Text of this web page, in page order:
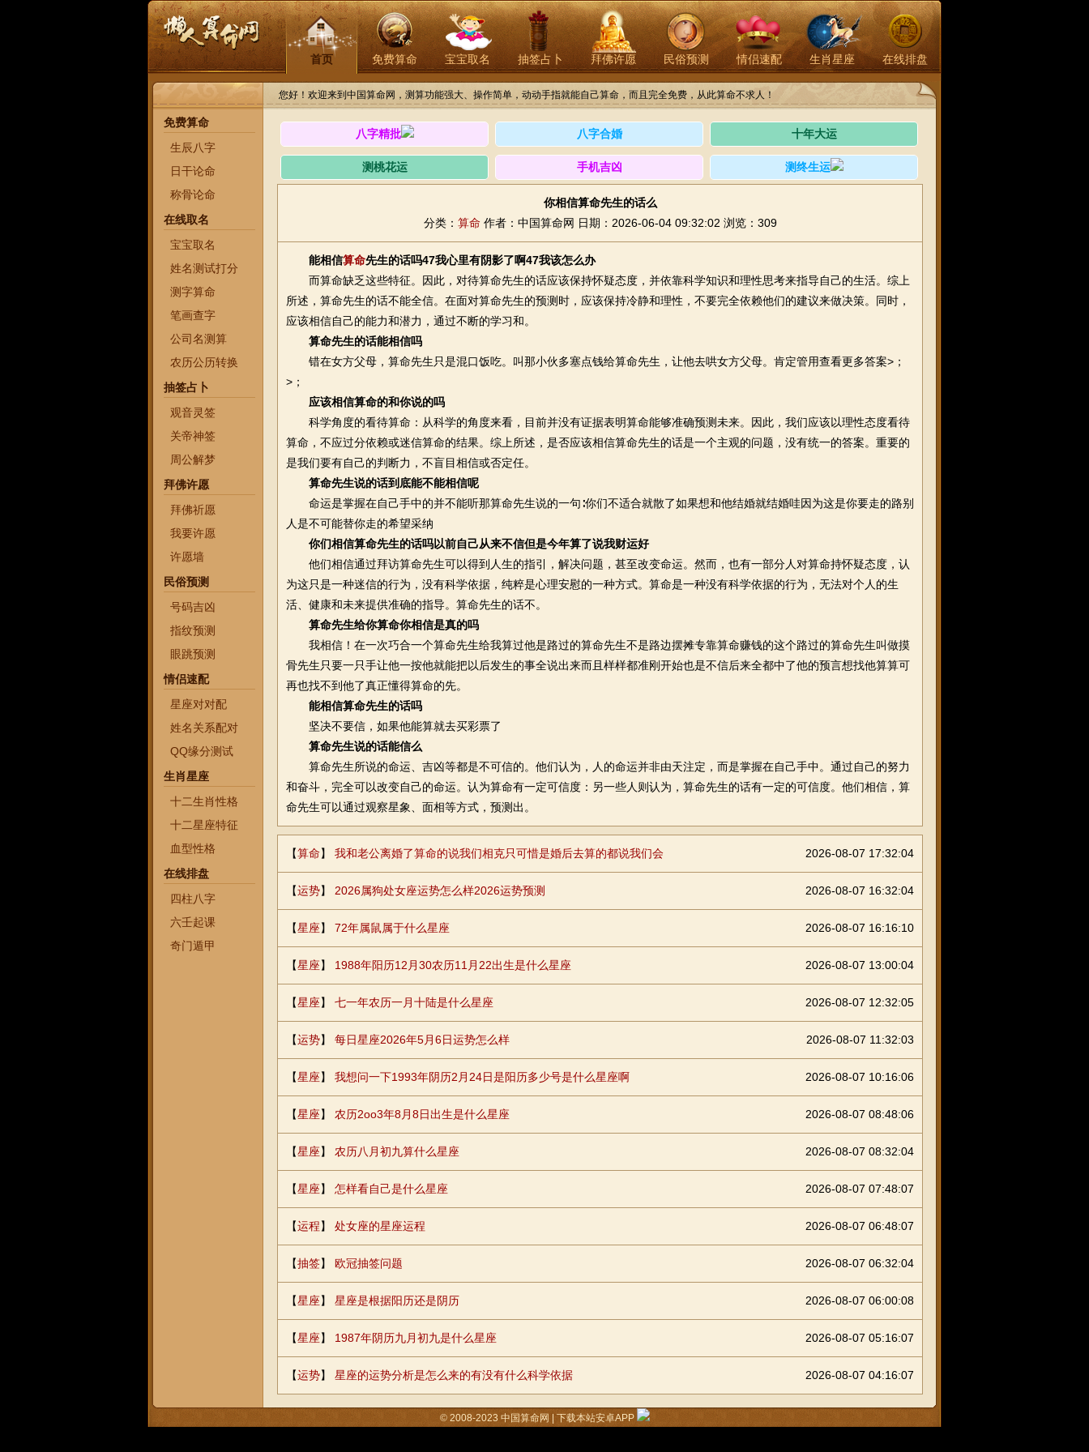
首页 免费算命 宝宝取名 抽签占卜 拜佛许愿 民俗预测 情侣速配 生肖星座 在线排盘
您好！欢迎来到中国算命网，测算功能强大、操作简单，动动手指就能自己算命，而且完全免费，从此算命不求人！
免费算命
生辰八字
日干论命
称骨论命
在线取名
宝宝取名
姓名测试打分
测字算命
笔画查字
公司名测算
农历公历转换
抽签占卜
观音灵签
关帝神签
周公解梦
拜佛许愿
拜佛祈愿
我要许愿
许愿墙
民俗预测
号码吉凶
指纹预测
眼跳预测
情侣速配
星座对对配
姓名关系配对
QQ缘分测试
生肖星座
十二生肖性格
十二星座特征
血型性格
在线排盘
四柱八字
六壬起课
奇门遁甲
八字精批 八字合婚 十年大运
测桃花运 手机吉凶 测终生运
你相信算命先生的话么
分类： 算命 作者：中国算命网 日期：2026-06-04 09:32:02 浏览：309
能相信算命先生的话吗47我心里有阴影了啊47我该怎么办
而算命缺乏这些特征。因此，对待算命先生的话应该保持怀疑态度，并依靠科学知识和理性思考来指导自己的生活。综上
所述，算命先生的话不能全信。在面对算命先生的预测时，应该保持冷静和理性，不要完全依赖他们的建议来做决策。同时，
应该相信自己的能力和潜力，通过不断的学习和。
算命先生的话能相信吗
错在女方父母，算命先生只是混口饭吃。叫那小伙多塞点钱给算命先生，让他去哄女方父母。肯定管用查看更多答案>；
>；
应该相信算命的和你说的吗
科学角度的看待算命：从科学的角度来看，目前并没有证据表明算命能够准确预测未来。因此，我们应该以理性态度看待
算命，不应过分依赖或迷信算命的结果。综上所述，是否应该相信算命先生的话是一个主观的问题，没有统一的答案。重要的
是我们要有自己的判断力，不盲目相信或否定任。
算命先生说的话到底能不能相信呢
命运是掌握在自己手中的并不能听那算命先生说的一句∶你们不适合就散了如果想和他结婚就结婚哇因为这是你要走的路别
人是不可能替你走的希望采纳
你们相信算命先生的话吗以前自己从来不信但是今年算了说我财运好
他们相信通过拜访算命先生可以得到人生的指引，解决问题，甚至改变命运。然而，也有一部分人对算命持怀疑态度，认
为这只是一种迷信的行为，没有科学依据，纯粹是心理安慰的一种方式。算命是一种没有科学依据的行为，无法对个人的生
活、健康和未来提供准确的指导。算命先生的话不。
算命先生给你算命你相信是真的吗
我相信！在一次巧合一个算命先生给我算过他是路过的算命先生不是路边摆摊专靠算命赚钱的这个路过的算命先生叫做摸
骨先生只要一只手让他一按他就能把以后发生的事全说出来而且样样都准刚开始也是不信后来全都中了他的预言想找他算算可
再也找不到他了真正懂得算命的先。
能相信算命先生的话吗
坚决不要信，如果他能算就去买彩票了
算命先生说的话能信么
算命先生所说的命运、吉凶等都是不可信的。他们认为，人的命运并非由天注定，而是掌握在自己手中。通过自己的努力
和奋斗，完全可以改变自己的命运。认为算命有一定可信度：另一些人则认为，算命先生的话有一定的可信度。他们相信，算
命先生可以通过观察星象、面相等方式，预测出。
【算命】 我和老公离婚了算命的说我们相克只可惜是婚后去算的都说我们会 2026-08-07 17:32:04
【运势】 2026属狗处女座运势怎么样2026运势预测 2026-08-07 16:32:04
【星座】 72年属鼠属于什么星座 2026-08-07 16:16:10
【星座】 1988年阳历12月30农历11月22出生是什么星座 2026-08-07 13:00:04
【星座】 七一年农历一月十陆是什么星座 2026-08-07 12:32:05
【运势】 每日星座2026年5月6日运势怎么样 2026-08-07 11:32:03
【星座】 我想问一下1993年阴历2月24日是阳历多少号是什么星座啊 2026-08-07 10:16:06
【星座】 农历2oo3年8月8日出生是什么星座 2026-08-07 08:48:06
【星座】 农历八月初九算什么星座 2026-08-07 08:32:04
【星座】 怎样看自己是什么星座 2026-08-07 07:48:07
【运程】 处女座的星座运程 2026-08-07 06:48:07
【抽签】 欧冠抽签问题 2026-08-07 06:32:04
【星座】 星座是根据阳历还是阴历 2026-08-07 06:00:08
【星座】 1987年阴历九月初九是什么星座 2026-08-07 05:16:07
【运势】 星座的运势分析是怎么来的有没有什么科学依据 2026-08-07 04:16:07
© 2008-2023 中国算命网 |下载本站安卓APP